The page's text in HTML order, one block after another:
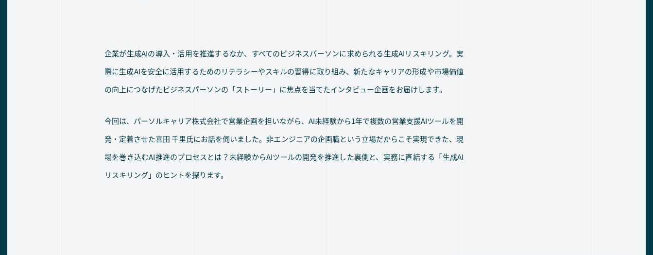
企業が生成AIの導入・活用を推進するなか、すべてのビジネスパーソンに求められる生成AIリスキリング。実
際に生成AIを安全に活用するためのリテラシーやスキルの習得に取り組み、新たなキャリアの形成や市場価値
の向上につなげたビジネスパーソンの「ストーリー」に焦点を当てたインタビュー企画をお届けします。
今回は、パーソルキャリア株式会社で営業企画を担いながら、AI未経験から1年で複数の営業支援AIツールを開
発・定着させた喜田 千里氏にお話を伺いました。非エンジニアの企画職という立場だからこそ実現できた、現
場を巻き込むAI推進のプロセスとは？未経験からAIツールの開発を推進した裏側と、実務に直結する「生成AI
リスキリング」のヒントを探ります。